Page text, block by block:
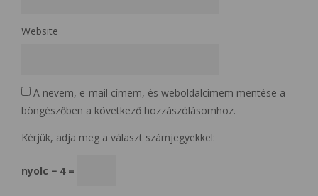
Website
A nevem, e-mail címem, és weboldalcímem mentése a
böngészőben a következő hozzászólásomhoz.
Kérjük, adja meg a választ számjegyekkel:
nyolc − 4 =